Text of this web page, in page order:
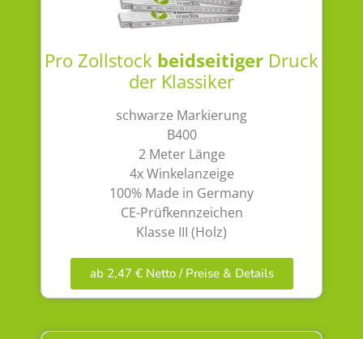
Pro Zollstock beidseitiger Druck
der Klassiker
schwarze Markierung
B400
2 Meter Länge
4x Winkelanzeige
100% Made in Germany
CE-Prüfkennzeichen
Klasse III (Holz)
ab 2,47 € Netto / Preise & Details